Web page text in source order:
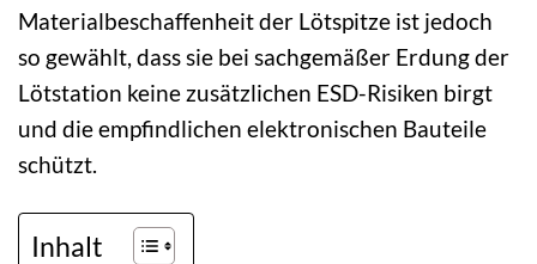
Materialbeschaffenheit der Lötspitze ist jedoch
so gewählt, dass sie bei sachgemäßer Erdung der
Lötstation keine zusätzlichen ESD-Risiken birgt
und die empfindlichen elektronischen Bauteile
schützt.
Inhalt